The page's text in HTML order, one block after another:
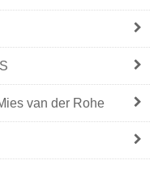
van der Rohe